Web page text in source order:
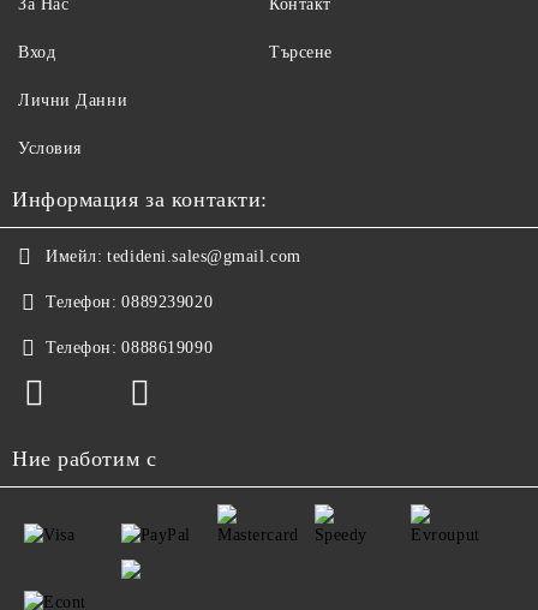
За Нас
Вход
Контакт
Търсене
Лични Данни
Условия
Информация за контакти:
Имейл: tedideni.sales@gmail.com
Телефон: 0889239020
Телефон: 0888619090
Ние работим с